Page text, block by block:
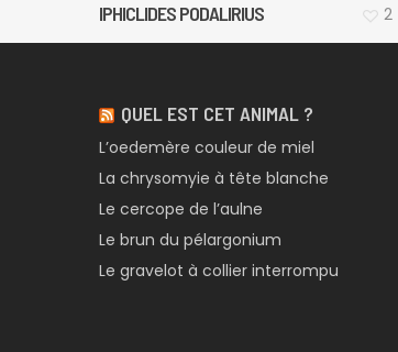
IPHICLIDES PODALIRIUS 2
QUEL EST CET ANIMAL ?
L’oedemère couleur de miel
La chrysomyie à tête blanche
Le cercope de l’aulne
Le brun du pélargonium
Le gravelot à collier interrompu